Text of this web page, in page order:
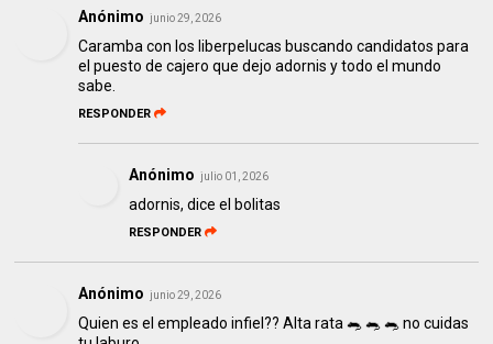
Anónimo junio 29, 2026
Caramba con los liberpelucas buscando candidatos para
el puesto de cajero que dejo adornis y todo el mundo
sabe.
RESPONDER
Anónimo julio 01, 2026
adornis, dice el bolitas
RESPONDER
Anónimo junio 29, 2026
Quien es el empleado infiel?? Alta rata 🐀 🐀 🐀 no cuidas